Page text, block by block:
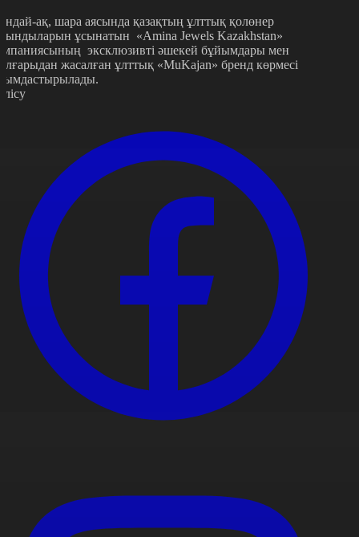
ақ, шара аясында қазақтың ұлттық қолөнер
ұсынатын «Amina Jewels Kazakhstan»
эксклюзивті әшекей бұйымдары мен
жасалған ұлттық «MuKajan» бренд көрмесі